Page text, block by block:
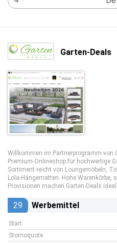
Garten-Deals
Willkommen im Partnerprogramm von
Premium‑Onlineshop für hochwertige
Sortiment reicht von Loungemöbeln,
Lola‑Hängematten. Hohe
Provisionen machen Garten‑Deals
29 Werbemittel
Start
Stornoquote